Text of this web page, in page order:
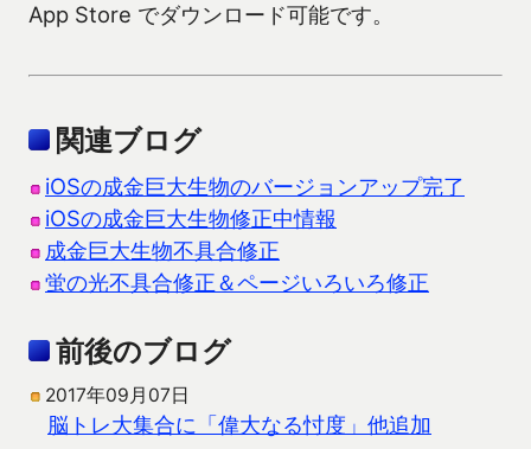
App Store でダウンロード可能です。
関連ブログ
iOSの成金巨大生物のバージョンアップ完了
iOSの成金巨大生物修正中情報
成金巨大生物不具合修正
蛍の光不具合修正＆ページいろいろ修正
前後のブログ
2017年09月07日
脳トレ大集合に「偉大なる忖度」他追加